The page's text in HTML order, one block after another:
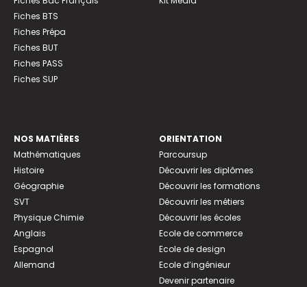
Fiches BTS
Fiches Prépa
Fiches BUT
Fiches PASS
Fiches SUP
NOS MATIÈRES
Mathématiques
Histoire
Géographie
SVT
Physique Chimie
Anglais
Espagnol
Allemand
ORIENTATION
Parcoursup
Découvrir les diplômes
Découvrir les formations
Découvrir les métiers
Découvrir les écoles
Ecole de commerce
Ecole de design
Ecole d’ingénieur
Devenir partenaire